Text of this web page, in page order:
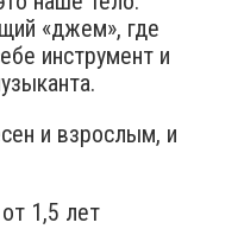
«джем», где
инструмент и
и взрослым, и
от 1,5 лет